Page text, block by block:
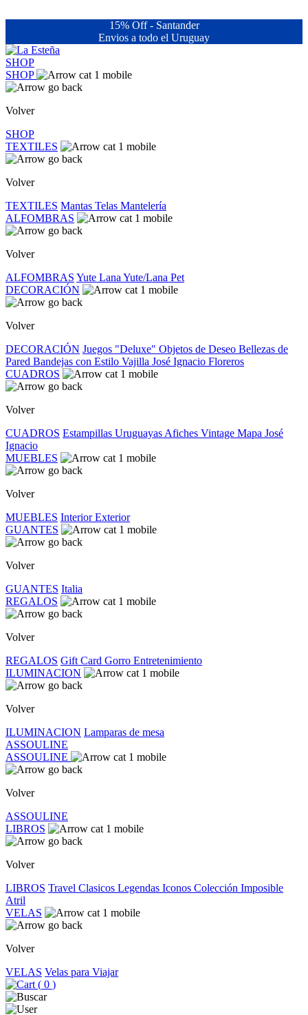
15% Off - Santander
Envios a todo el Uruguay
SHOP
SHOP
Volver
SHOP
TEXTILES
Volver
TEXTILES Mantas Telas Mantelería
ALFOMBRAS
Volver
ALFOMBRAS Yute Lana Yute/Lana Pet
DECORACIÓN
Volver
DECORACIÓN Juegos "Deluxe" Objetos de Deseo Bellezas de
Pared Bandejas con Estilo Vajilla José Ignacio Floreros
CUADROS
Volver
CUADROS Estampillas Uruguayas Afiches Vintage Mapa José
Ignacio
MUEBLES
Volver
MUEBLES InteriorExterior
GUANTES
Volver
GUANTES Italia
REGALOS
Volver
REGALOS Gift Card Gorro Entretenimiento
ILUMINACION
Volver
ILUMINACION Lamparas de mesa
ASSOULINE
ASSOULINE
Volver
ASSOULINE
LIBROS
Volver
LIBROS Travel Clasicos Legendas Iconos Colección Imposible
Atril
VELAS
Volver
VELAS Velas para Viajar
( 0 )